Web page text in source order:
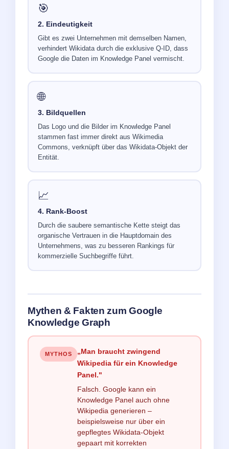
🎯
2. Eindeutigkeit
Gibt es zwei Unternehmen mit demselben Namen,
verhindert Wikidata durch die exklusive Q-ID, dass
Google die Daten im Knowledge Panel vermischt.
🌐
3. Bildquellen
Das Logo und die Bilder im Knowledge Panel
stammen fast immer direkt aus Wikimedia
Commons, verknüpft über das Wikidata-Objekt der
Entität.
📈
4. Rank-Boost
Durch die saubere semantische Kette steigt das
organische Vertrauen in die Hauptdomain des
Unternehmens, was zu besseren Rankings für
kommerzielle Suchbegriffe führt.
Mythen & Fakten zum Google
Knowledge Graph
MYTHOS
„Man braucht zwingend
Wikipedia für ein Knowledge
Panel."
Falsch. Google kann ein
Knowledge Panel auch ohne
Wikipedia generieren –
beispielsweise nur über ein
gepflegtes Wikidata-Objekt
gepaart mit korrekten